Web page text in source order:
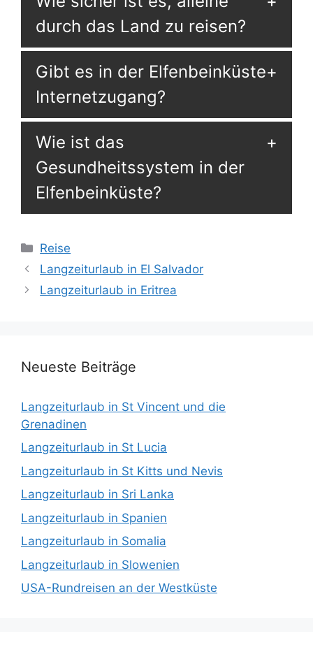
durch das Land zu reisen?
Gibt es in der Elfenbeinküste
Internetzugang?
Wie ist das
Gesundheitssystem in der
Elfenbeinküste?
Kategorien
Reise
Langzeiturlaub in El Salvador
Langzeiturlaub in Eritrea
Neueste Beiträge
Langzeiturlaub in St Vincent und die
Grenadinen
Langzeiturlaub in St Lucia
Langzeiturlaub in St Kitts und Nevis
Langzeiturlaub in Sri Lanka
Langzeiturlaub in Spanien
Langzeiturlaub in Somalia
Langzeiturlaub in Slowenien
USA-Rundreisen an der Westküste